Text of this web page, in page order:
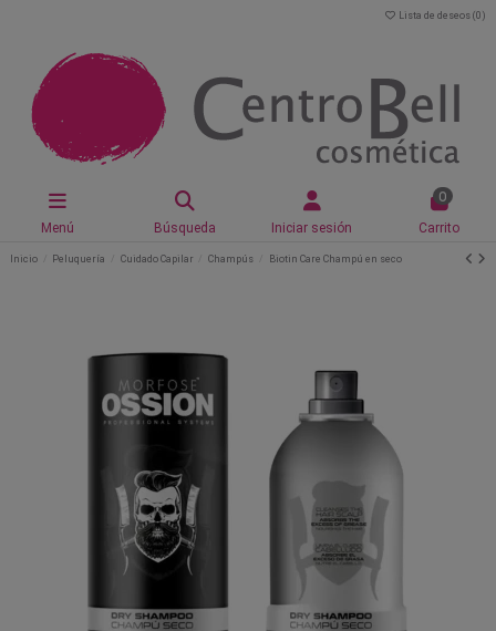
Lista de deseos (0 )
Menú Búsqueda Iniciar sesión
0
Carrito
Inicio Peluquería Cuidado Capilar Champús Biotin Care Champú en seco